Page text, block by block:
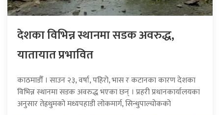
देशका विभिन्न स्थानमा सडक अवरुद्ध,
यातायात प्रभावित
काठमाडौँ । साउन २३, वर्षा, पहिरो, भास र कटानका कारण देशका
विभिन्न स्थानमा सडक अवरुद्ध भएका छन् । प्रहरी प्रधानकार्यालयका
अनुसार तेह्रथुमको मध्यपहाडी लोकमार्ग, सिन्धुपाल्चोकको